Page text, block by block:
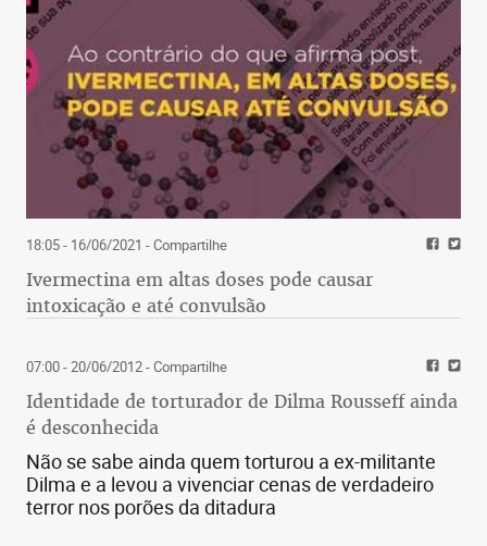
18:05 - 16/06/2021 - Compartilhe
Ivermectina em altas doses pode causar
intoxicação e até convulsão
07:00 - 20/06/2012- Compartilhe
Identidade de torturador de Dilma Rousseff ainda
é desconhecida
Não se sabe ainda quem torturou a ex-militante
Dilma e a levou a vivenciar cenas de verdadeiro
terror nos porões da ditadura